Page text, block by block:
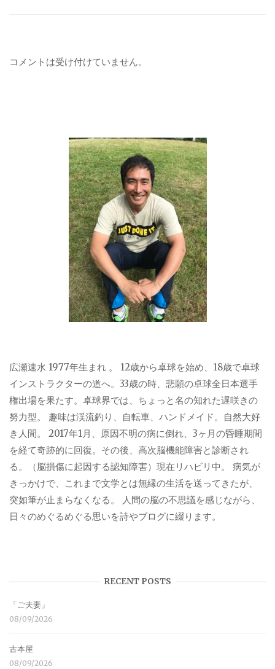
コメントは受け付けていません。
広瀬速水 1977年生まれ 。 12歳から卓球を始め、18歳で卓球
インストラクターの道へ。33歳の時、悲願の卓球全日本選手
権出場を果たす。卓球界では、ちょっと名の知れた遅咲きの
努力型。 趣味は渓流釣り、自転車、ハンドメイド。自然大好
き人間。 2017年1月、原因不明の病に倒れ、3ヶ月の昏睡期間
を経て奇跡的に回復。その後、高次脳機能障害と診断され
る。（脳損傷に起因する認知障害）現在リハビリ中。 病気が
きっかけで、これまで文学とは無縁の生活を送ってきたが、
突如筆が止まらなくなる。 人間の脳の不思議を感じながら、
日々のめぐるめぐる思いを詩やブログに綴ります。
RECENT POSTS
「ご夫妻」
08/09/2026
古本屋
08/09/2026